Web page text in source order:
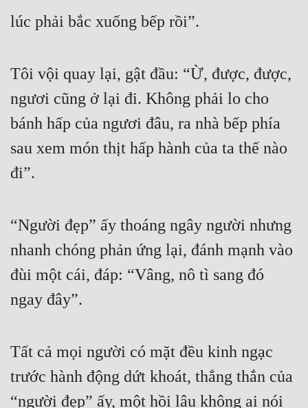
lúc phải bắc xuống bếp rồi”.
Tôi vội quay lại, gật đầu: “Ừ, được, được,
ngươi cũng ở lại đi. Không phải lo cho
bánh hấp của ngươi đâu, ra nhà bếp phía
sau xem món thịt hấp hành của ta thế nào
đi”.
“Người đẹp” ấy thoáng ngây người nhưng
nhanh chóng phản ứng lại, đánh mạnh vào
đùi một cái, đáp: “Vâng, nô tì sang đó
ngay đây”.
Tất cả mọi người có mặt đều kinh ngạc
trước hành động dứt khoát, thẳng thắn của
“người đẹp” ấy, một hồi lâu không ai nói